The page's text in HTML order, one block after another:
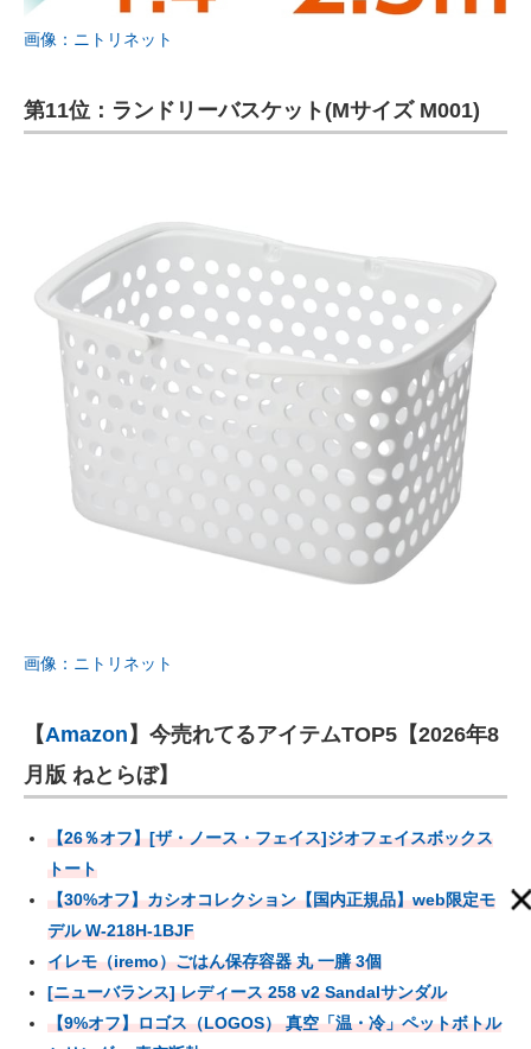
画像：ニトリネット
第11位：ランドリーバスケット(Mサイズ M001)
画像：ニトリネット
【Amazon 】今売れてるアイテムTOP5【2026年8
月版 ねとらぼ】
【26％オフ】[ザ・ノース・フェイス]ジオフェイスボックス
トート
【30%オフ】カシオコレクション【国内正規品】web限定モ
デル W-218H-1BJF
イレモ（iremo）ごはん保存容器 丸 一膳 3個
[ニューバランス] レディース 258 v2 Sandalサンダル
【9%オフ】ロゴス（LOGOS） 真空「温・冷」ペットボトル